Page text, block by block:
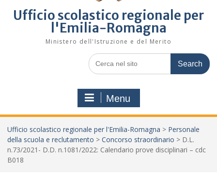
Ufficio scolastico regionale per
l'Emilia-Romagna
Ministero dell'Istruzione e del Merito
Search
for:
Menu
Ufficio scolastico regionale per l'Emilia-Romagna > Personale
della scuola e reclutamento > Concorso straordinario > D.L.
n.73/2021- D.D. n.1081/2022: Calendario prove disciplinari – cdc
B018